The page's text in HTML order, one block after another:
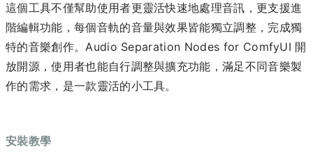
這個工具不僅幫助使用者更靈活快速地處理音訊，更支援進
階編輯功能，每個音軌的音量與效果皆能獨立調整，完成獨
特的音樂創作。Audio Separation Nodes for ComfyUI 開
放開源，使用者也能自行調整與擴充功能，滿足不同音樂製
作的需求，是一款靈活的小工具。
安裝教學